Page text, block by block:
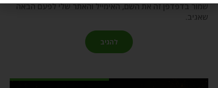
שמור בדפדפן זה את השם, האימייל והאתר שלי לפעם הבאה
שאגיב.